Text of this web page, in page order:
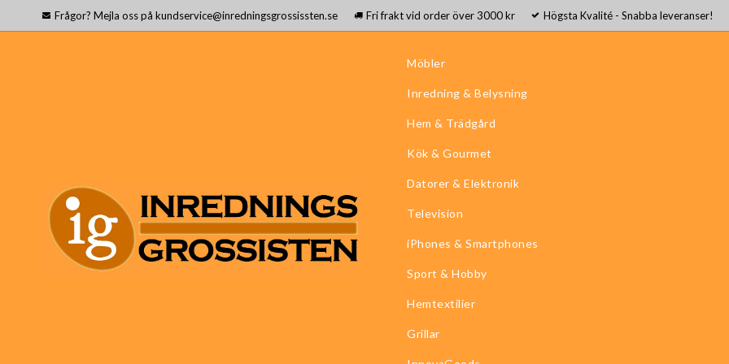
Frågor? Mejla oss på kundservice@inredningsgrossissten.se Fri frakt vid order över 3000 kr Högsta Kvalité - Snabba leveranser!
Möbler
Inredning & Belysning
Hem & Trädgård
Kök & Gourmet
Datorer & Elektronik
Television
iPhones & Smartphones
Sport & Hobby
Hemtextilier
Grillar